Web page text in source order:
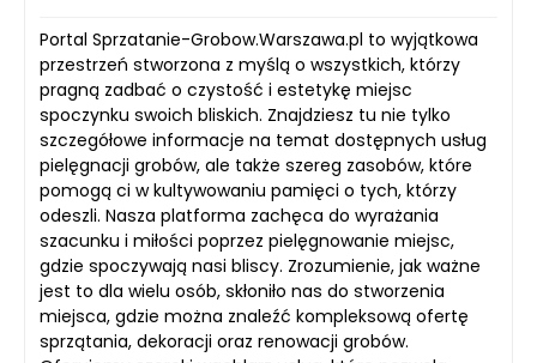
Portal Sprzatanie-Grobow.Warszawa.pl to wyjątkowa
przestrzeń stworzona z myślą o wszystkich, którzy
pragną zadbać o czystość i estetykę miejsc
spoczynku swoich bliskich. Znajdziesz tu nie tylko
szczegółowe informacje na temat dostępnych usług
pielęgnacji grobów, ale także szereg zasobów, które
pomogą ci w kultywowaniu pamięci o tych, którzy
odeszli. Nasza platforma zachęca do wyrażania
szacunku i miłości poprzez pielęgnowanie miejsc,
gdzie spoczywają nasi bliscy. Zrozumienie, jak ważne
jest to dla wielu osób, skłoniło nas do stworzenia
miejsca, gdzie można znaleźć kompleksową ofertę
sprzątania, dekoracji oraz renowacji grobów.